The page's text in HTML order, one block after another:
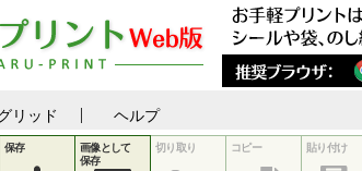
リッド ヘルプ
保存
画像として
保存
切り取り コピー 貼り付け